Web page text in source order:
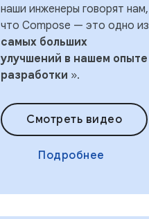
наши инженеры говорят нам,
что Compose — это одно из
самых больших
улучшений в нашем опыте
разработки ».
Смотреть видео
Подробнее